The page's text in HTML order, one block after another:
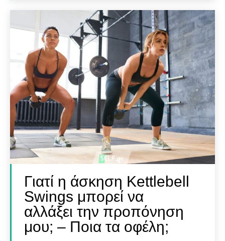
Γιατί η άσκηση Kettlebell
Swings μπορεί να
αλλάξει την προπόνηση
μου; – Ποια τα οφέλη;